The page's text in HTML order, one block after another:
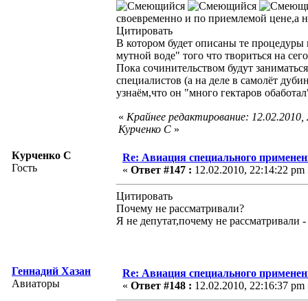
своевременно и по приемлемой цене,а
Цитировать
В котором будет описаны те процедуры
мутной воде" того что твориться на
Пока сочинительством будут
специалистов (а на деле в самолёт
узнаём,что он "много гектаров
« Крайнее редактирование:
Курченко С »
Курченко С
Гость
Re: Авиация специального
« Ответ #147 : 12.02.2010, 22:14:22 pm
Цитировать
Почему не рассматривали?
Я не депутат,почему не рассматривали
Геннадий Хазан
Авиаторы
Re: Авиация специального
« Ответ #148 : 12.02.2010, 22:16:37 pm